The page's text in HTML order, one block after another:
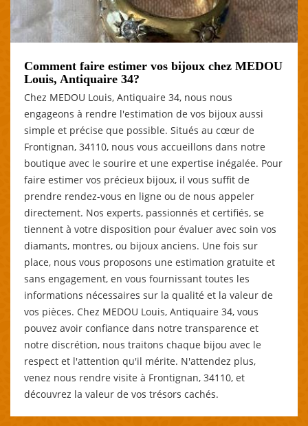
Comment faire estimer vos bijoux chez MEDOU
Louis, Antiquaire 34?
Chez MEDOU Louis, Antiquaire 34, nous nous
engageons à rendre l'estimation de vos bijoux aussi
simple et précise que possible. Situés au cœur de
Frontignan, 34110, nous vous accueillons dans notre
boutique avec le sourire et une expertise inégalée. Pour
faire estimer vos précieux bijoux, il vous suffit de
prendre rendez-vous en ligne ou de nous appeler
directement. Nos experts, passionnés et certifiés, se
tiennent à votre disposition pour évaluer avec soin vos
diamants, montres, ou bijoux anciens. Une fois sur
place, nous vous proposons une estimation gratuite et
sans engagement, en vous fournissant toutes les
informations nécessaires sur la qualité et la valeur de
vos pièces. Chez MEDOU Louis, Antiquaire 34, vous
pouvez avoir confiance dans notre transparence et
notre discrétion, nous traitons chaque bijou avec le
respect et l'attention qu'il mérite. N'attendez plus,
venez nous rendre visite à Frontignan, 34110, et
découvrez la valeur de vos trésors cachés.